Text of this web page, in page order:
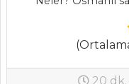
20 dk.